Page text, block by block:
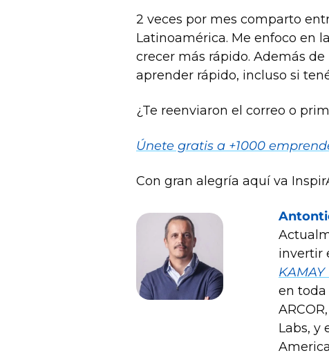
2 veces por mes comparto
Latinoamérica. Me enfoco en
crecer más rápido. Además
aprender rápido, incluso si
¿Te reenviaron el correo o
Únete gratis a +1000
Con gran alegría aquí va
en toda
Labs, y